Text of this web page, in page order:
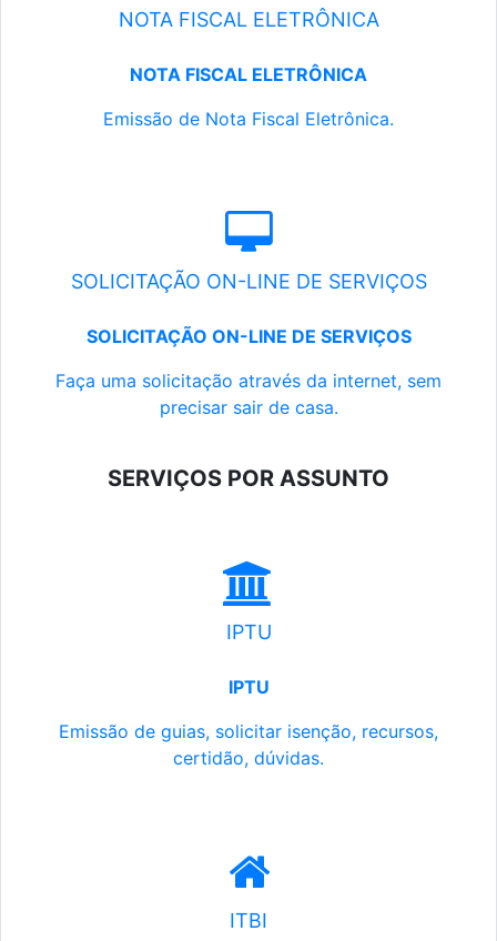
NOTA FISCAL ELETRÔNICA
NOTA FISCAL ELETRÔNICA
Emissão de Nota Fiscal Eletrônica.
SOLICITAÇÃO ON-LINE DE SERVIÇOS
SOLICITAÇÃO ON-LINE DE SERVIÇOS
Faça uma solicitação através da internet, sem
precisar sair de casa.
SERVIÇOS POR ASSUNTO
IPTU
IPTU
Emissão de guias, solicitar isenção, recursos,
certidão, dúvidas.
ITBI